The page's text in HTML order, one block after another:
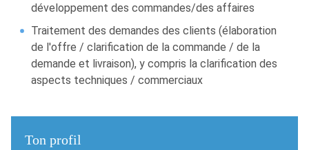
développement des commandes/des affaires
Traitement des demandes des clients (élaboration
de l'offre / clarification de la commande / de la
demande et livraison), y compris la clarification des
aspects techniques / commerciaux
Ton profil